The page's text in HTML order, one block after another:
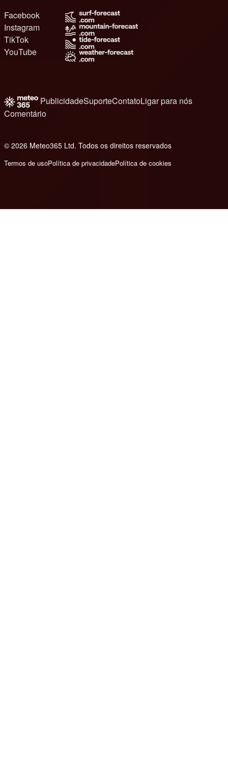
Facebook
Instagram
TikTok
YouTube
PublicidadeSuporteContatoLigar para nós
Comentário
© 2026 Meteo365 Ltd. Todos os direitos reservados
Termos de usoPolítica de privacidadePolítica de cookies